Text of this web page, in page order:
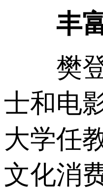
丰富
樊登
士和电
大学任
文化消